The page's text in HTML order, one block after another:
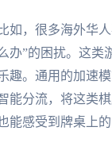
如，很多海外华
办”的困扰。这
趣。通用的加速
能分流，将这类
能感受到牌桌上的